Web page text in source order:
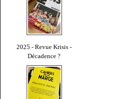
2025 - Revue Krisis -
Décadence ?